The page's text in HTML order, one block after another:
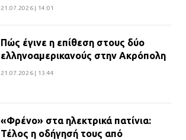
21.07.2026 | 14:01
Πώς έγινε η επίθεση στους δύο
ελληνοαμερικανούς στην Ακρόπολη
21.07.2026 | 13:44
«Φρένο» στα ηλεκτρικά πατίνια:
Τέλος η οδήγησή τους από